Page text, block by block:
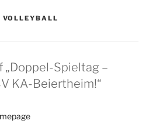
VOLLEYBALL
„Doppel-Spieltag –
KA-Beiertheim!“